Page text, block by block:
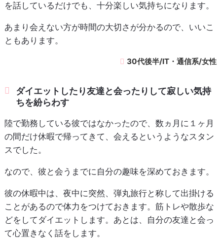
を話しているだけでも、十分楽しい気持ちになります。
あまり会えない方が時間の大切さが分かるので、いいこ
ともあります。
30代後半/IT・通信系/女性
ダイエットしたり友達と会ったりして寂しい気持
ちを紛らわす
陸で勤務している彼ではなかったので、数ヵ月に１ヶ月
の間だけ休暇で帰ってきて、会えるというようなスタン
スでした。
なので、彼と会うまでに自分の趣味を深めておきます。
彼の休暇中は、夜中に突然、弾丸旅行と称して出掛ける
ことがあるので体力をつけておきます。筋トレや散歩な
どをしてダイエットします。あとは、自分の友達と会っ
て心置きなく話をします。